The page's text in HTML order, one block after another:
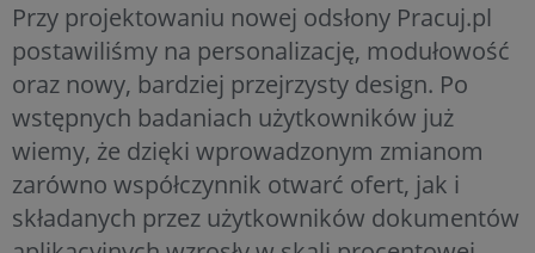
Przy projektowaniu nowej odsłony Pracuj.pl
postawiliśmy na personalizację, modułowość
oraz nowy, bardziej przejrzysty design. Po
wstępnych badaniach użytkowników już
wiemy, że dzięki wprowadzonym zmianom
zarówno współczynnik otwarć ofert, jak i
składanych przez użytkowników dokumentów